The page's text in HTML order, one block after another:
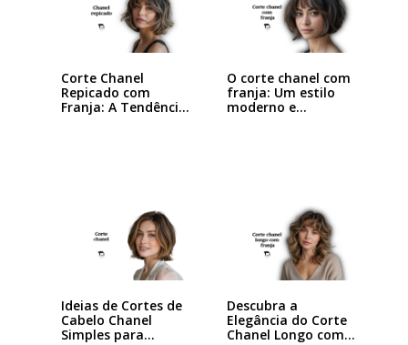
Corte Chanel
Repicado com
Franja: A Tendência
O corte chanel com
franja: Um estilo
moderno e…
Ideias de Cortes de
Cabelo Chanel
Simples para…
Descubra a
Elegância do Corte
Chanel Longo com…